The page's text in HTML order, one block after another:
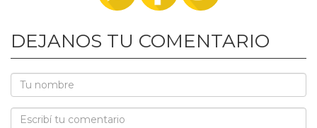
DEJANOS TU COMENTARIO